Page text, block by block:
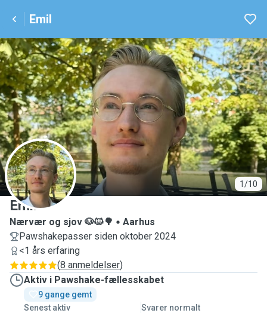
Emil
1/10
E
Emil
Nærvær og sjov 🐶🐱🌳
Aarhus
Pawshakepasser siden oktober 2024
<1 års erfaring
(8 anmeldelser)
Aktiv i Pawshake-fællesskabet
9 gange gemt
Senest aktiv
Svarer normalt